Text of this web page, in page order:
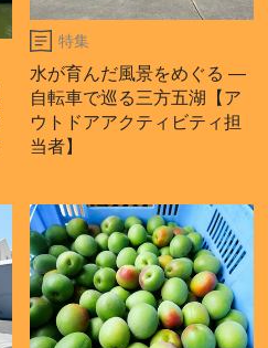
特集
水が育んだ風景をめぐる ―
自転車で巡る三方五湖【ア
ウトドアアクティビティ担
当者】